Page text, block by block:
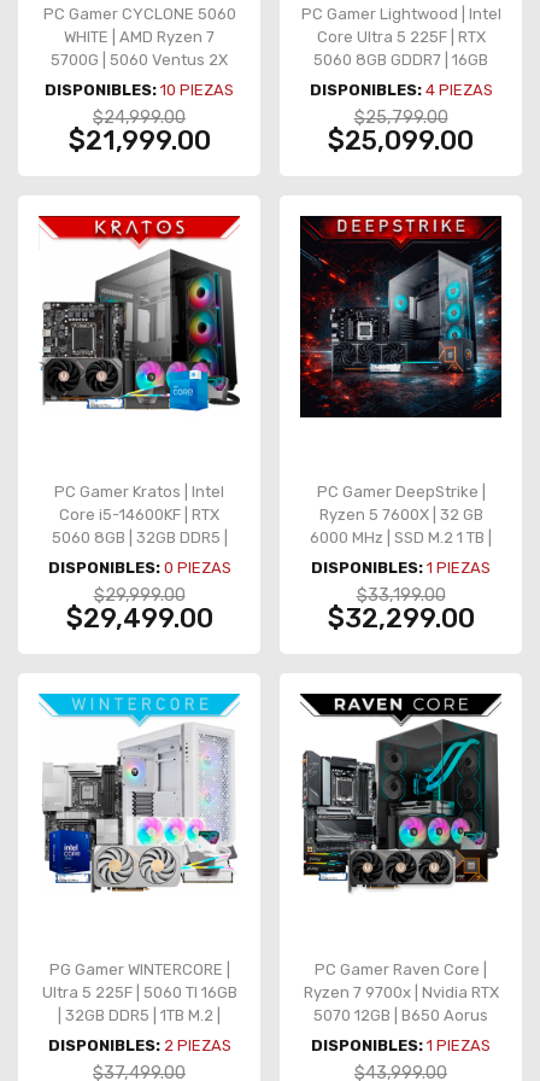
PC Gamer CYCLONE 5060
WHITE | AMD Ryzen 7
5700G | 5060 Ventus 2X
OC | 16GB DDR4 | SSD 1TB
NVMe | AIO 360mm | 4
Ventiladores
DISPONIBLES: 10 PIEZAS
$24,999.00
$21,999.00
PC Gamer Lightwood | Intel
Core Ultra 5 225F | RTX
5060 8GB GDDR7 | 16GB
DDR5 | 1TB NVMe | Z890-P
WIFI | 750W Gold
DISPONIBLES: 4PIEZAS
$25,799.00
$25,099.00
PC Gamer Kratos | Intel
Core i5-14600KF | RTX
5060 8GB | 32GB DDR5 |
1TB NVMe M.2 | AIO 360mm
DISPONIBLES: 0 PIEZAS
$29,999.00
$29,499.00
PC Gamer DeepStrike |
Ryzen 5 7600X | 32 GB
6000 MHz | SSD M.2 1 TB |
RTX 5060 Ti
DISPONIBLES: 1 PIEZAS
$33,199.00
$32,299.00
PG Gamer WINTERCORE |
Ultra 5 225F | 5060 TI 16GB
| 32GB DDR5 | 1TB M.2 |
Z890 | 850W
DISPONIBLES: 2 PIEZAS
$37,499.00
PC Gamer Raven Core |
Ryzen 7 9700x | Nvidia RTX
5070 12GB | B650 Aorus
Elite AX | 32GB DDR5
5200Mhz | 1TB M.2
DISPONIBLES: 1 PIEZAS
$43,999.00